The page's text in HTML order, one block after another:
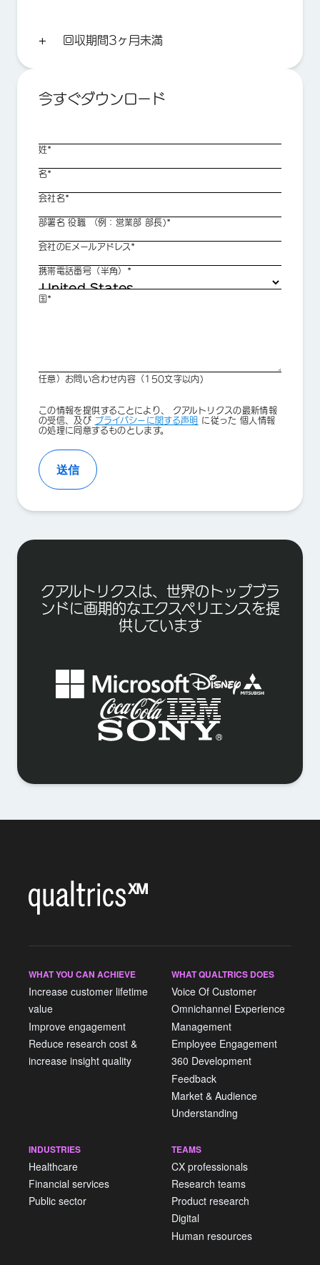
回収期間3ヶ月未満
今すぐダウンロード
姓*
名*
会社名*
部署名 役職 （例：営業部 部長)*
会社のEメールアドレス*
携帯電話番号（半角）*
国*
任意）お問い合わせ内容（150文字以内)
Privacy
Optin
この情報を提供することにより、 クアルトリクスの最新情報
の受信、及び プライバシーに関する声明 に従った 個人情報
の処理に同意するものとします。
送信
クアルトリクスは、世界のトップブラ
ンドに画期的なエクスペリエンスを提
供しています
WHAT YOU CAN ACHIEVE
Increase customer lifetime
value
Improve engagement
Reduce research cost &
increase insight quality
WHAT QUALTRICS DOES
Voice Of Customer
Omnichannel Experience
Management
Employee Engagement
360 Development
Feedback
Market & Audience
Understanding
INDUSTRIES
Healthcare
Financial services
Public sector
TEAMS
CX professionals
Research teams
Product research
Digital
Human resources